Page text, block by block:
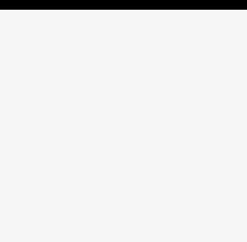
Ученый совет